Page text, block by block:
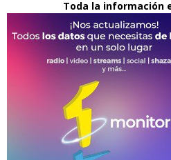
Toda la información